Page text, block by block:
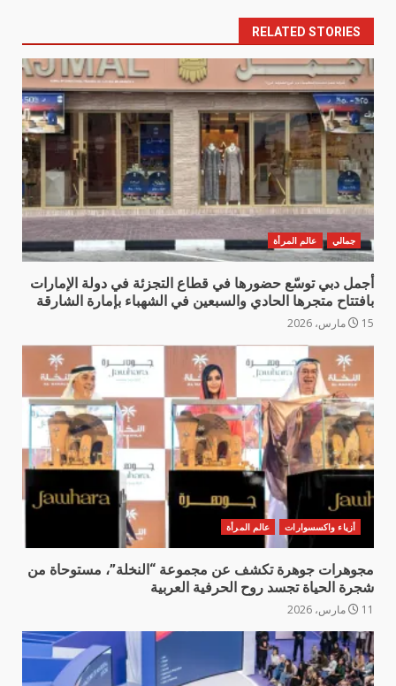
RELATED STORIES
جمالي عالم المرأة
أجمل دبي توسّع حضورها في قطاع التجزئة في دولة الإمارات
بافتتاح متجرها الحادي والسبعين في الشهباء بإمارة الشارقة
15 مارس، 2026
أزياء واكسسوارات عالم المرأة
مجوهرات جوهرة تكشف عن مجموعة “النخلة”، مستوحاة من
شجرة الحياة تجسد روح الحرفية العربية
11 مارس، 2026